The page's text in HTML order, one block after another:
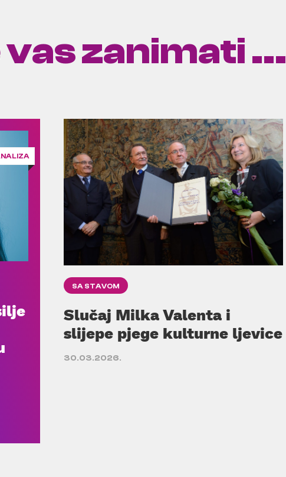
zanimati ...
SA STAVOM
Slučaj Milka Valenta i
slijepe pjege kulturne ljevice
30.03.2026.